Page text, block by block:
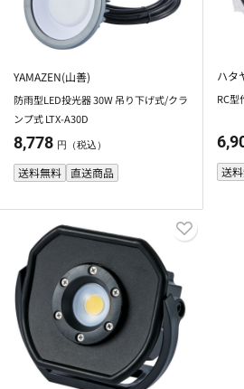
YAMAZEN(山善)
防雨型LED投光器 30W 吊り下げ式/クラ
ンプ式 LTX-A30D
8,778 円（税込）
送料無料 直送商品
ハタ
RC型
送